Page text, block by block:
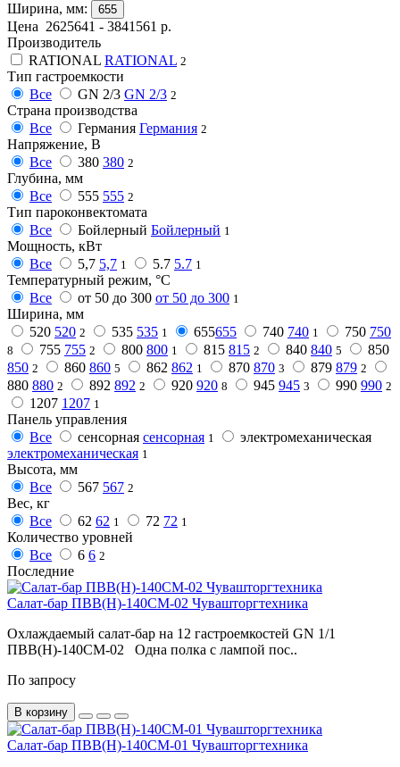
Ширина, мм: 655
Цена 2625641 - 3841561 р.
Производитель
RATIONAL RATIONAL 2
Тип гастроемкости
Все
GN 2/3 GN 2/3 2
Страна производства
Все
Германия Германия 2
Напряжение, В
Все
380 380 2
Глубина, мм
Все
555 555 2
Тип пароконвектомата
Все
Бойлерный Бойлерный 1
Мощность, кВт
Все
5,7 5,7 1 5.7 5.7 1
Температурный режим, °C
Все
от 50 до 300 от 50 до 300 1
Ширина, мм
520 520 2 535 535 1 655655 740 740 1 750 750
8 755 755 2 800 800 1 815 815 2 840 840 5
850
850 2 860 860 5 862 862 1 870 870 3 879 879 2
880 880 2 892 892 2 920 920 8 945 945 3 990 990 2
1207 1207 1
Панель управления
Все
сенсорная сенсорная 1
электромеханическая
электромеханическая 1
Высота, мм
Все
567 567 2
Вес, кг
Все
62 62 1 72 72 1
Количество уровней
Все
6 6 2
Последние
Салат-бар ПВВ(Н)-140СМ-02 Чувашторгтехника
Охлаждаемый салат-бар на 12 гастроемкостей GN 1/1
ПВВ(Н)-140СМ-02 Одна полка с лампой пос..
По запросу
В корзину
Салат-бар ПВВ(Н)-140СМ-01 Чувашторгтехника